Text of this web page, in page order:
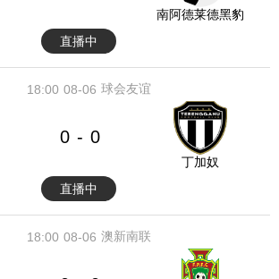
南阿德莱德黑豹
直播中
08-06
18:00 球会友谊
0 - 0
丁加奴
直播中
08-06
18:00 澳新南联